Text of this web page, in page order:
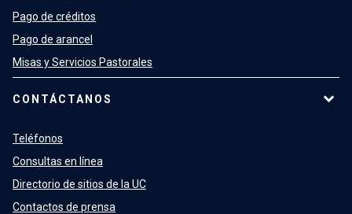
Pago de créditos
Pago de arancel
Misas y Servicios Pastorales
CONTÁCTANOS
Teléfonos
Consultas en línea
Directorio de sitios de la UC
Contactos de prensa